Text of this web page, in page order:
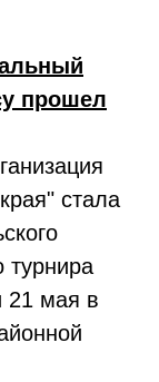
прошел
стала
турнира
21 мая в